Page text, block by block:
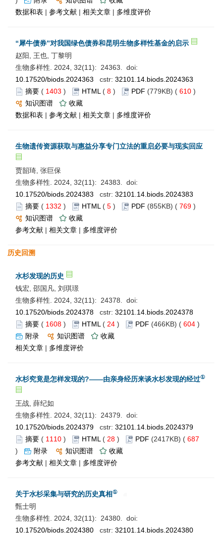
数据和表 | 参考文献 | 相关文章 | 多维度评价
“犀牛债券”对我国绿色债券和昆明生物多样性基金的启示
赵阳, 王也, 丁黎明
生物多样性. 2024, 32(11): 24363. doi:
10.17520/biods.2024363 cstr: 32101.14.biods.2024363
摘要 ( 1403 ) HTML ( 8 ) PDF (779KB) ( 610 )
知识图谱
收藏
数据和表 | 参考文献 | 相关文章 | 多维度评价
生物遗传资源获取与惠益分享专门立法的重启必要与现实回应
贾韶琦, 张巨保
生物多样性. 2024, 32(11): 24383. doi:
10.17520/biods.2024383 cstr: 32101.14.biods.2024383
摘要 ( 1332 ) HTML ( 5 ) PDF (855KB) ( 769 )
知识图谱
收藏
参考文献 | 相关文章 | 多维度评价
历史回溯
水杉发现的历史
钱宏, 邵国凡, 刘琪璟
生物多样性. 2024, 32(11): 24378. doi:
10.17520/biods.2024378 cstr: 32101.14.biods.2024378
摘要 ( 1608 ) HTML ( 24 ) PDF (466KB) ( 604 )
附录
知识图谱
收藏
相关文章 | 多维度评价
水杉究竟是怎样发现的?——由亲身经历来谈水杉发现的经过①
王战, 薛纪如
生物多样性. 2024, 32(11): 24379. doi:
10.17520/biods.2024379 cstr: 32101.14.biods.2024379
摘要 ( 1110 ) HTML ( 28 ) PDF (2417KB) ( 687
)
附录 知识图谱
收藏
参考文献 | 相关文章 | 多维度评价
关于水杉采集与研究的历史真相①
甄士明
生物多样性. 2024, 32(11): 24380. doi:
10.17520/biods.2024380 cstr: 32101.14.biods.2024380